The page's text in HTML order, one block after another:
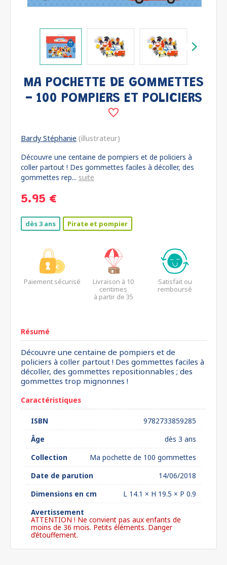
MA POCHETTE DE GOMMETTES
- 100 POMPIERS ET POLICIERS
Bardy Stéphanie (illustrateur)
Découvre une centaine de pompiers et de policiers à
coller partout ! Des gommettes faciles à décoller, des
gommettes rep... suite
5.95 €
dès 3 ans Pirate et pompier
Paiement sécurisé
Livraison à 10
centimes
à partir de 35
Satisfait ou
remboursé
Résumé
Découvre une centaine de pompiers et de
policiers à coller partout ! Des gommettes faciles à
décoller, des gommettes repositionnables ; des
gommettes trop mignonnes !
Caractéristiques
ISBN
9782733859285
Âge
dès 3 ans
Collection
Ma pochette de 100 gommettes
Date de parution
14/06/2018
Dimensions en cm
L 14.1 × H 19.5 × P 0.9
Avertissement
ATTENTION ! Ne convient pas aux enfants de
moins de 36 mois. Petits éléments. Danger
d’étouffement.